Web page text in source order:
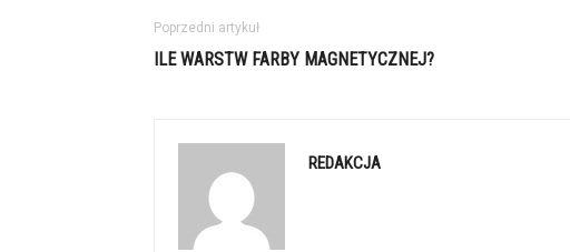
Poprzedni artykuł
ILE WARSTW FARBY MAGNETYCZNEJ?
REDAKCJA